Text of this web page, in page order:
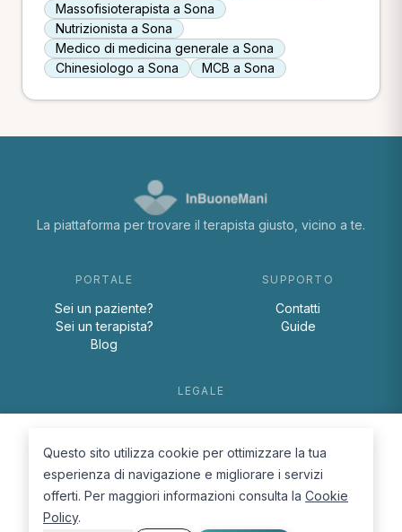
Massofisioterapista a Sona
Nutrizionista a Sona
Medico di medicina generale a Sona
Chinesiologo a Sona
MCB a Sona
La piattaforma per trovare il terapista giusto, vicino a te.
PORTALE
Sei un paziente?
Sei un terapista?
Blog
SUPPORTO
Contatti
Guide
LEGALE
Cookie Policy
Questo sito utilizza cookie per ottimizzare la tua
esperienza di navigazione e migliorare i servizi
offerti. Per maggiori informazioni consulta la Cookie
Policy.